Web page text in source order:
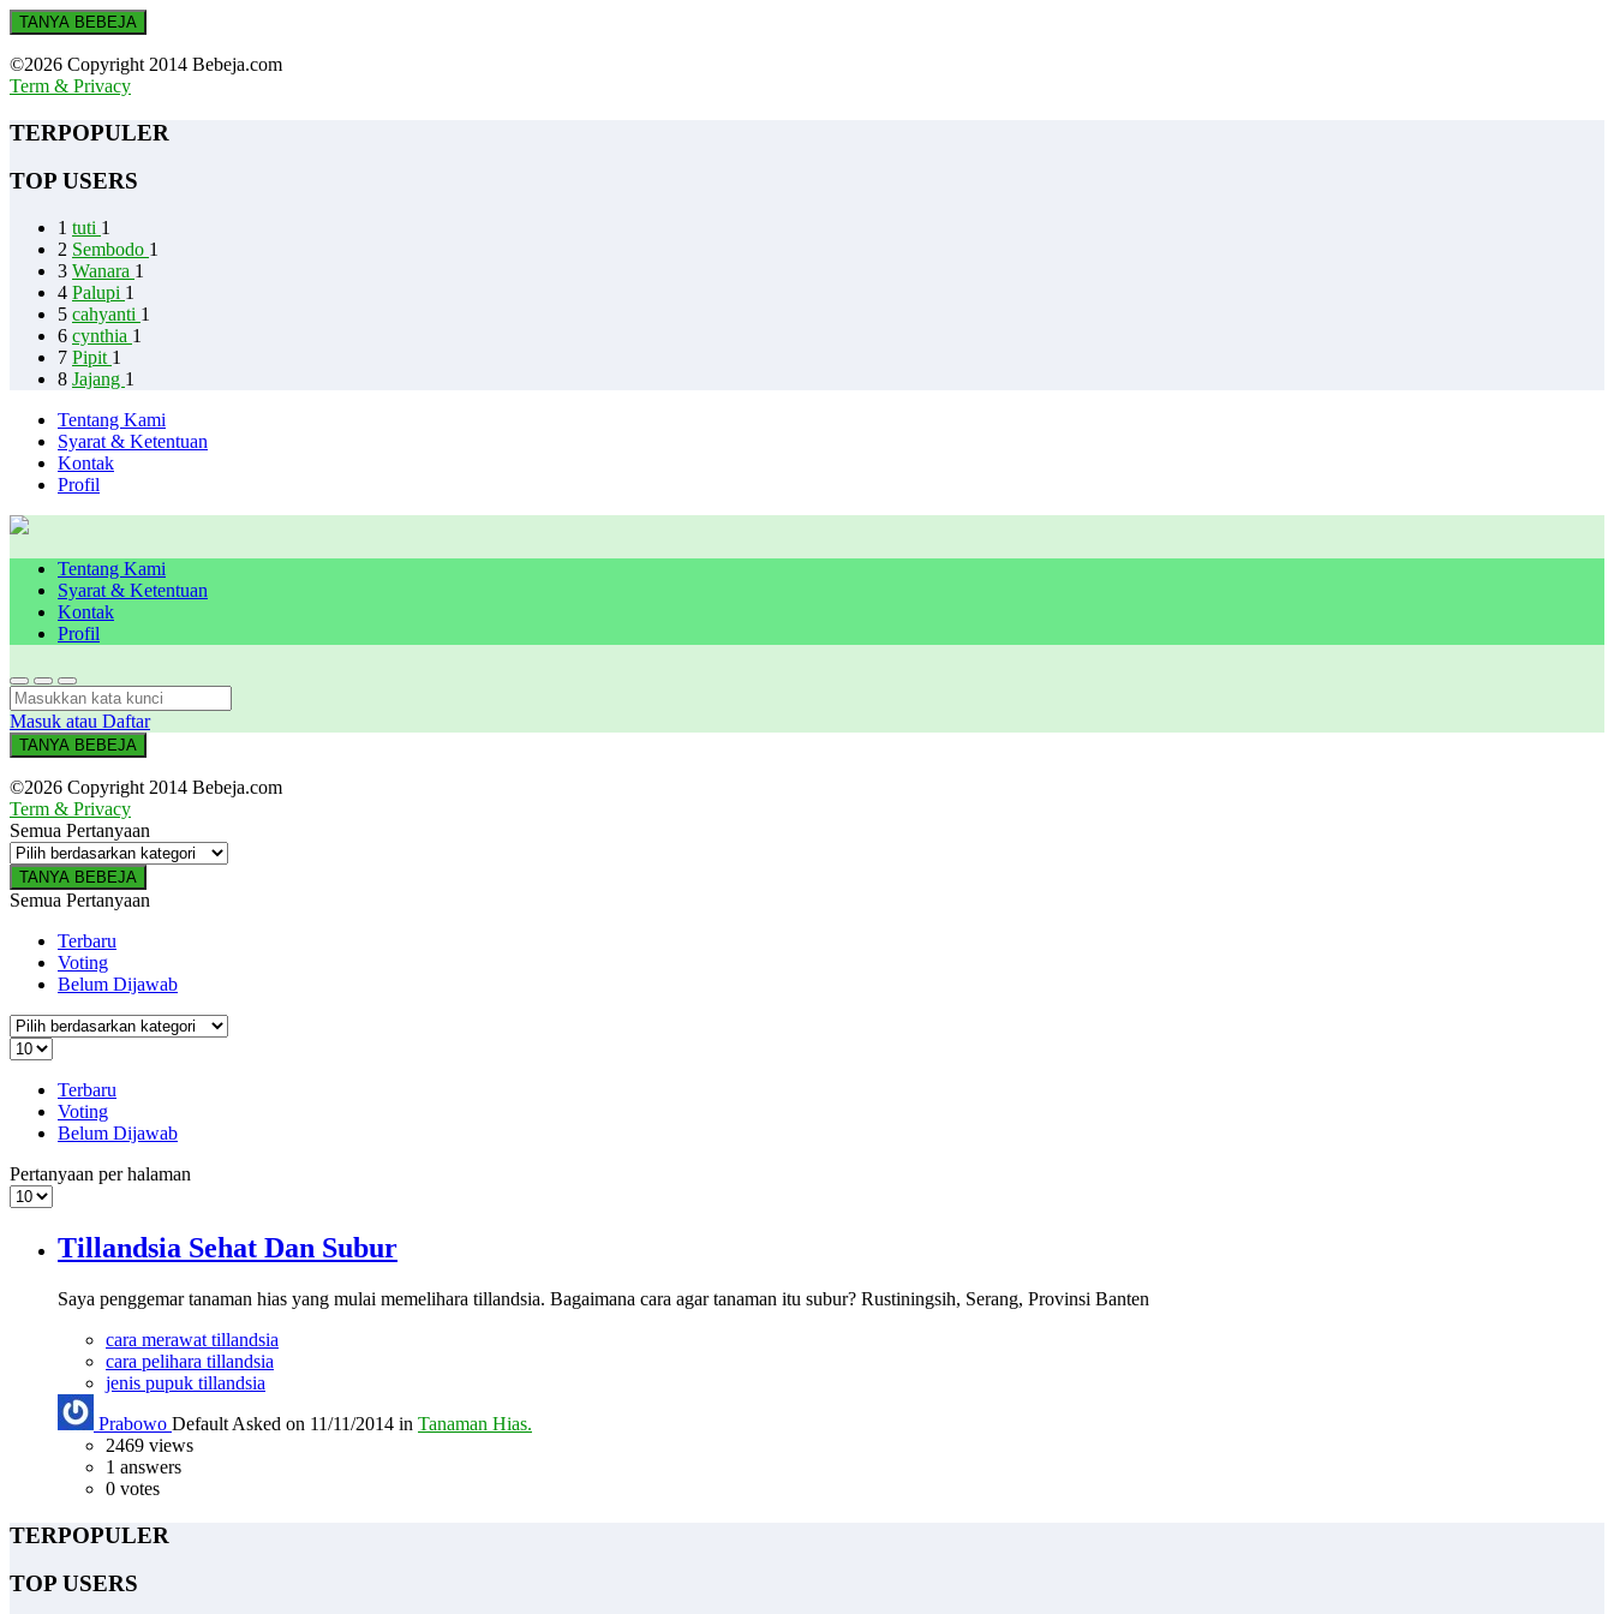
TANYA BEBEJA
©2026 Copyright 2014 Bebeja.com
Term & Privacy
TERPOPULER
TOP USERS
1 tuti 1
2 Sembodo 1
3 Wanara 1
4 Palupi 1
5 cahyanti 1
6 cynthia 1
7 Pipit 1
8 Jajang 1
Tentang Kami
Syarat & Ketentuan
Kontak
Profil
Tentang Kami
Syarat & Ketentuan
Kontak
Profil
Masuk atau Daftar
TANYA BEBEJA
©2026 Copyright 2014 Bebeja.com
Term & Privacy
Semua Pertanyaan
TANYA BEBEJA
Semua Pertanyaan
Terbaru
Voting
Belum Dijawab
Terbaru
Voting
Belum Dijawab
Pertanyaan per halaman
Tillandsia Sehat Dan Subur
Saya penggemar tanaman hias yang mulai memelihara tillandsia. Bagaimana cara agar tanaman itu subur? Rustiningsih, Serang, Provinsi Banten
cara merawat tillandsia
cara pelihara tillandsia
jenis pupuk tillandsia
Prabowo Default Asked on 11/11/2014 in Tanaman Hias.
2469 views
1 answers
0 votes
TERPOPULER
TOP USERS